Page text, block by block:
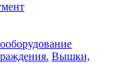
Вышки,